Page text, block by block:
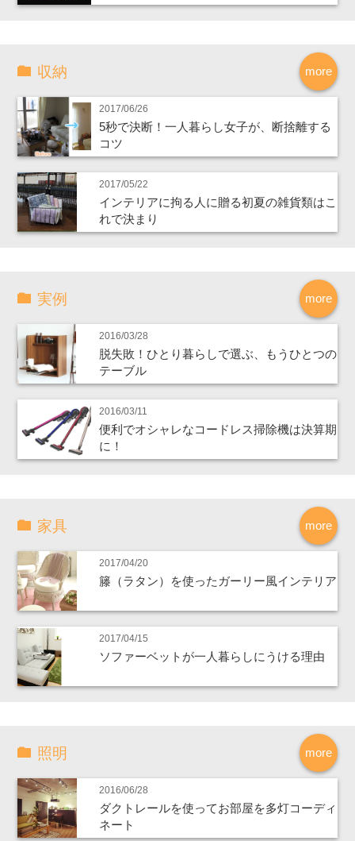
more
収納
2017/06/26
5秒で決断！一人暮らし女子が、断捨離する
コツ
2017/05/22
インテリアに拘る人に贈る初夏の雑貨類はこ
れで決まり
more
実例
2016/03/28
脱失敗！ひとり暮らしで選ぶ、もうひとつの
テーブル
2016/03/11
便利でオシャレなコードレス掃除機は決算期
に！
more
家具
2017/04/20
籐（ラタン）を使ったガーリー風インテリア
2017/04/15
ソファーベットが一人暮らしにうける理由
more
照明
2016/06/28
ダクトレールを使ってお部屋を多灯コーディ
ネート